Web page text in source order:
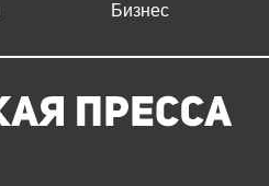
Бизнес